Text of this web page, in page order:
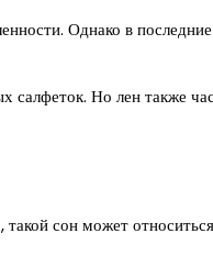
Однако в последние
салфеток. Но лен также
сон может